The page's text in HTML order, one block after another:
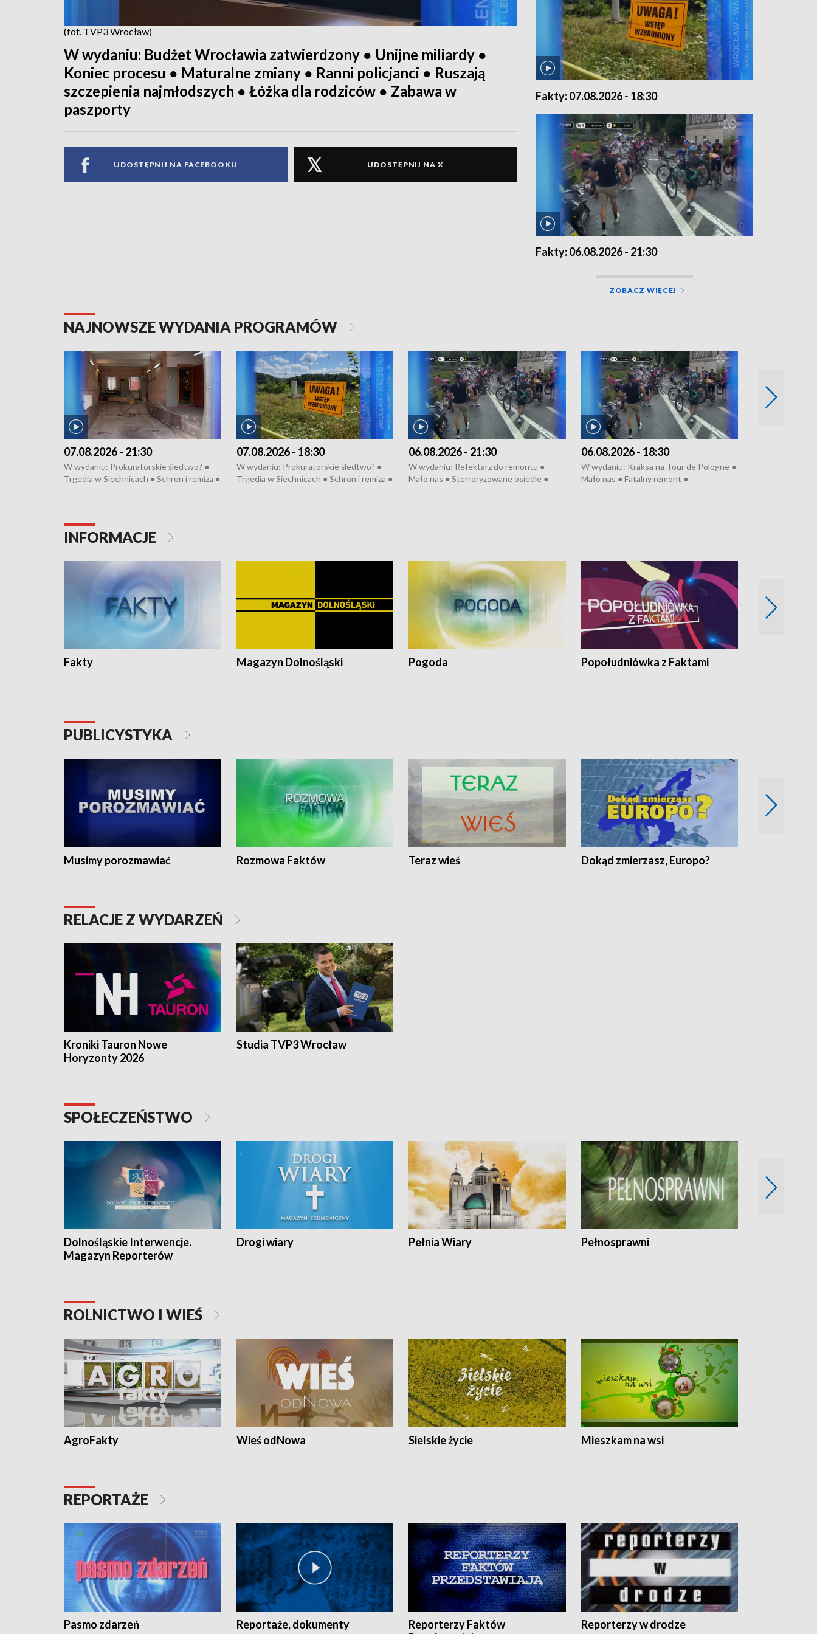
(fot. TVP3 Wrocław)
W wydaniu: Budżet Wrocławia zatwierdzony ● Unijne miliardy ●
Koniec procesu ● Maturalne zmiany ● Ranni policjanci ● Ruszają
szczepienia najmłodszych ● Łóżka dla rodziców ● Zabawa w
paszporty
UDOSTĘPNIJ NA FACEBOOKU UDOSTĘPNIJ NA X
Fakty: 07.08.2026 - 18:30
Fakty: 06.08.2026 - 21:30
ZOBACZ WIĘCEJ
NAJNOWSZE WYDANIA PROGRAMÓW
07.08.2026 - 21:30
W wydaniu: Prokuratorskie śledtwo? ●
Trgedia w Siechnicach ● Schron i remiza ●
● Odbudowa po powodzi ● Filmowy
Lubomierz
07.08.2026 - 18:30
W wydaniu: Prokuratorskie śledtwo? ●
Trgedia w Siechnicach ● Schron i remiza ●
06.08.2026 - 21:30
W wydaniu: Refektarz do remontu ●
Mało nas ● Sterroryzowane osiedle ●
06.08.2026 - 18:30
W wydaniu: Kraksa na Tour de Pologne ●
Mało nas ● Fatalny remont ●
INFORMACJE
Fakty Magazyn Dolnośląski Pogoda Popołudniówka z Faktami
PUBLICYSTYKA
Musimy porozmawiać Rozmowa Faktów Teraz wieś Dokąd zmierzasz, Europo?
RELACJE Z WYDARZEŃ
Kroniki Tauron Nowe
Horyzonty 2026
Studia TVP3 Wrocław
SPOŁECZEŃSTWO
Dolnośląskie Interwencje.
Magazyn Reporterów
Drogi wiary Pełnia Wiary Pełnosprawni
ROLNICTWO I WIEŚ
AgroFakty Wieś odNowa Sielskie życie Mieszkam na wsi
REPORTAŻE
Pasmo zdarzeń Reportaże, dokumenty
Reporterzy Faktów
Reporterzy w drodze